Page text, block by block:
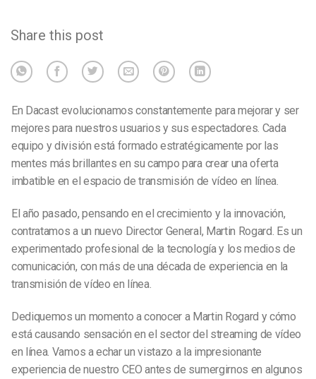
Share this post
En Dacast evolucionamos constantemente para mejorar y ser
mejores para nuestros usuarios y sus espectadores. Cada
equipo y división está formado estratégicamente por las
mentes más brillantes en su campo para crear una oferta
imbatible en el espacio de transmisión de vídeo en línea.
El año pasado, pensando en el crecimiento y la innovación,
contratamos a un nuevo Director General, Martin Rogard. Es un
experimentado profesional de la tecnología y los medios de
comunicación, con más de una década de experiencia en la
transmisión de vídeo en línea.
Dediquemos un momento a conocer a Martin Rogard y cómo
está causando sensación en el sector del streaming de vídeo
en línea. Vamos a echar un vistazo a la impresionante
experiencia de nuestro CEO antes de sumergirnos en algunos